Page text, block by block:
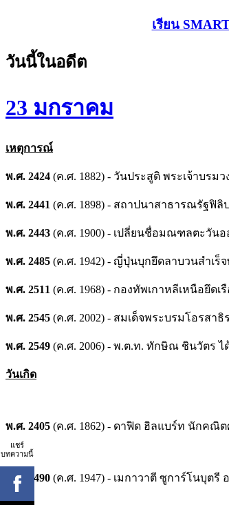
เรียน
วันนี้ในอดีต
23 มกราคม
เหตุการณ์
พ.ศ. 2424 (ค.ศ. 1882) - วันประสูติ พระเจ้าบร
พ.ศ. 2441 (ค.ศ. 1898) - สถาปนาสาธารณรัฐฟิลิ
พ.ศ. 2443 (ค.ศ. 1900) - เปลี่ยนชื่อมณฑลตะวั
พ.ศ. 2485 (ค.ศ. 1942) - ญี่ปุ่นบุกยึดลาบวนสำเร็
พ.ศ. 2511 (ค.ศ. 1968) - กองทัพเกาหลีเหนือยึด
พ.ศ. 2545 (ค.ศ. 2002) - สมเด็จพระบรมโอรส
พ.ศ. 2549 (ค.ศ. 2006) - พ.ต.ท. ทักษิณ ชินวัตร
วันเกิด
พ.ศ. 2405 (ค.ศ. 1862) - ดาฟิด ฮิลแบร์ท นักคณิ
พ.ศ. 2490 (ค.ศ. 1947) - เมกาวาตี ซูการ์โนบุต
แชร์
บทความนี้